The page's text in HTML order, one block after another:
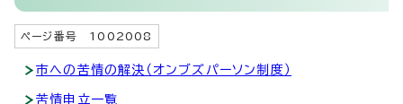
ページ番号 1002008
市への苦情の解決（オンブズパーソン制度）
苦情申立一覧